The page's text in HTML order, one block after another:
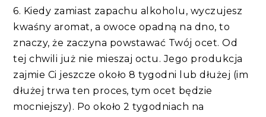
6. Kiedy zamiast zapachu alkoholu, wyczujesz
kwaśny aromat, a owoce opadną na dno, to
znaczy, że zaczyna powstawać Twój ocet. Od
tej chwili już nie mieszaj octu. Jego produkcja
zajmie Ci jeszcze około 8 tygodni lub dłużej (im
dłużej trwa ten proces, tym ocet będzie
mocniejszy). Po około 2 tygodniach na